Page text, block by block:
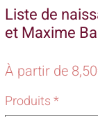
Liste de
et Maxime
À partir de
Produits*